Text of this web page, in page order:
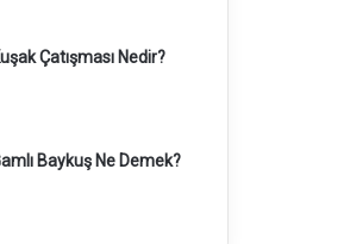
Çatışması Nedir?
Baykuş Ne Demek?